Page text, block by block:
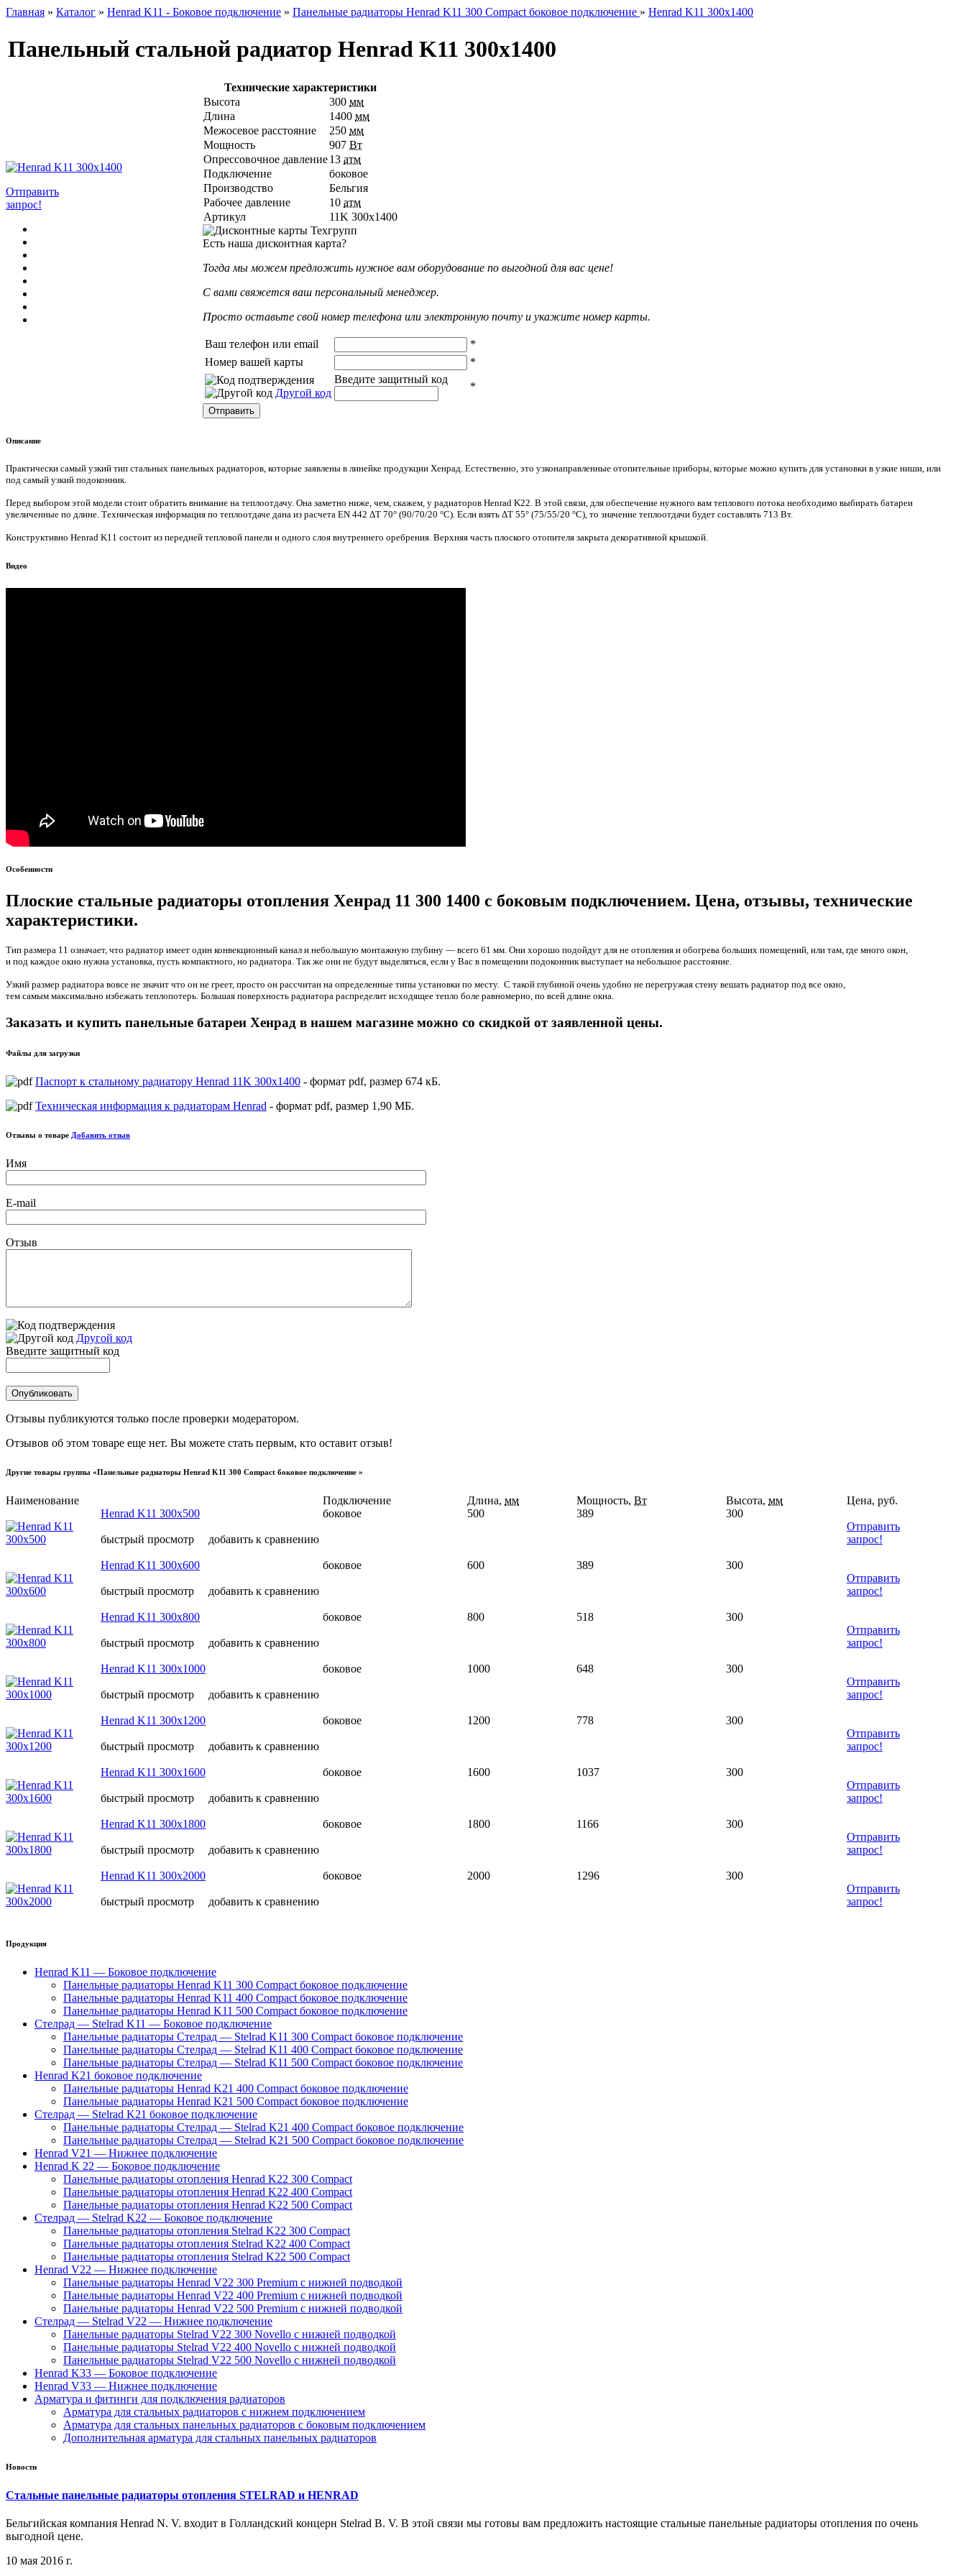
Главная » Каталог » Henrad K11 - Боковое подключение » Панельные радиаторы Henrad K11 300 Compact боковое подключение » Henrad K11 300х1400
Панельный стальной радиатор Henrad K11 300х1400
Отправить
запрос!
Технические характеристики
Высота
300 мм
Длина
1400 мм
Межосевое расстояние
250 мм
Мощность
907 Вт
Опрессовочное давление13 атм
Подключение
боковое
Производство
Бельгия
Рабочее давление
10 атм
Артикул
11K 300х1400
Есть наша дисконтная карта?
Тогда мы можем предложить нужное вам оборудование по выгодной для вас цене!
С вами свяжется ваш персональный менеджер.
Просто оставьте свой номер телефона или электронную почту и укажите номер карты.
Ваш телефон или email
*
Номер вашей карты
*
Другой код
Введите защитный код
*
Описание
Практически самый узкий тип стальных панельных радиаторов, которые заявлены в линейке продукции Хенрад. Естественно, это узконаправленные отопительные приборы, которые можно купить для установки в узкие ниши, или
под самый узкий подоконник.
Перед выбором этой модели стоит обратить внимание на теплоотдачу. Она заметно ниже, чем, скажем, у радиаторов Henrad K22. В этой связи, для обеспечение нужного вам теплового потока необходимо выбирать батареи
увеличенные по длине. Техническая информация по теплоотдаче дана из расчета EN 442 ΔT 70° (90/70/20 °C). Если взять ΔT 55° (75/55/20 °C), то значение теплоотдачи будет составлять 713 Вт.
Конструктивно Henrad K11 состоит из передней тепловой панели и одного слоя внутреннего оребрения. Верхняя часть плоского отопителя закрыта декоративной крышкой.
Видео
Особенности
Плоские стальные радиаторы отопления Хенрад 11 300 1400 с боковым подключением. Цена, отзывы, технические
характеристики.
Тип размера 11 означает, что радиатор имеет один конвекционный канал и небольшую монтажную глубину — всего 61 мм. Они хорошо подойдут для не отопления и обогрева больших помещений, или там, где много окон,
и под каждое окно нужна установка, пусть компактного, но радиатора. Так же они не будут выделяться, если у Вас в помещении подоконник выступает на небольшое расстояние.
Узкий размер радиатора вовсе не значит что он не греет, просто он рассчитан на определенные типы установки по месту. С такой глубиной очень удобно не перегружая стену вешать радиатор под все окно,
тем самым максимально избежать теплопотерь. Большая поверхность радиатора распределит исходящее тепло боле равномерно, по всей длине окна.
Заказать и купить панельные батареи Хенрад в нашем магазине можно со скидкой от заявленной цены.
Файлы для загрузки
Паспорт к стальному радиатору Henrad 11K 300х1400 - формат pdf, размер 674 кБ.
Техническая информация к радиаторам Henrad - формат pdf, размер 1,90 МБ.
Отзывы о товаре Добавить отзыв
Имя
E-mail
Отзыв
Другой код
Введите защитный код
Отзывы публикуются только после проверки модератором.
Отзывов об этом товаре еще нет. Вы можете стать первым, кто оставит отзыв!
Другие товары группы «Панельные радиаторы Henrad K11 300 Compact боковое подключение »
Наименование Подключение Длина, мм Мощность, Вт Высота, мм
Цена, руб.
Henrad K11 300х500
боковое 500 389
300
Отправить
запрос!
быстрый просмотр добавить к сравнению
Henrad K11 300х600 боковое 600 389
300
Отправить
запрос!
быстрый просмотр добавить к сравнению
Henrad K11 300х800 боковое 800 518
300
Отправить
запрос!
быстрый просмотр добавить к сравнению
Henrad K11 300х1000 боковое 1000 648
300
Отправить
запрос!
быстрый просмотр добавить к сравнению
Henrad K11 300х1200 боковое 1200 778
300
Отправить
запрос!
быстрый просмотр добавить к сравнению
Henrad K11 300х1600 боковое 1600 1037
300
Отправить
запрос!
быстрый просмотр добавить к сравнению
Henrad K11 300х1800 боковое 1800 1166
300
Отправить
запрос!
быстрый просмотр добавить к сравнению
Henrad K11 300х2000 боковое 2000 1296
300
Отправить
запрос!
быстрый просмотр добавить к сравнению
Продукция
Henrad K11 — Боковое подключение
Панельные радиаторы Henrad K11 300 Compact боковое подключение
Панельные радиаторы Henrad K11 400 Compact боковое подключение
Панельные радиаторы Henrad K11 500 Compact боковое подключение
Стелрад — Stelrad K11 — Боковое подключение
Панельные радиаторы Стелрад — Stelrad K11 300 Compact боковое подключение
Панельные радиаторы Стелрад — Stelrad K11 400 Compact боковое подключение
Панельные радиаторы Стелрад — Stelrad K11 500 Compact боковое подключение
Henrad K21 боковое подключение
Панельные радиаторы Henrad K21 400 Compact боковое подключение
Панельные радиаторы Henrad K21 500 Compact боковое подключение
Стелрад — Stelrad K21 боковое подключение
Панельные радиаторы Стелрад — Stelrad K21 400 Compact боковое подключение
Панельные радиаторы Стелрад — Stelrad K21 500 Compact боковое подключение
Henrad V21 — Нижнее подключение
Henrad K 22 — Боковое подключение
Панельные радиаторы отопления Henrad K22 300 Compact
Панельные радиаторы отопления Henrad K22 400 Compact
Панельные радиаторы отопления Henrad K22 500 Compact
Стелрад — Stelrad K22 — Боковое подключение
Панельные радиаторы отопления Stelrad K22 300 Compact
Панельные радиаторы отопления Stelrad K22 400 Compact
Панельные радиаторы отопления Stelrad K22 500 Compact
Henrad V22 — Нижнее подключение
Панельные радиаторы Henrad V22 300 Premium с нижней подводкой
Панельные радиаторы Henrad V22 400 Premium с нижней подводкой
Панельные радиаторы Henrad V22 500 Premium с нижней подводкой
Стелрад — Stelrad V22 — Нижнее подключение
Панельные радиаторы Stelrad V22 300 Novello с нижней подводкой
Панельные радиаторы Stelrad V22 400 Novello с нижней подводкой
Панельные радиаторы Stelrad V22 500 Novello с нижней подводкой
Henrad K33 — Боковое подключение
Henrad V33 — Нижнее подключение
Арматура и фитинги для подключения радиаторов
Арматура для стальных радиаторов с нижнем подключением
Арматура для стальных панельных радиаторов с боковым подключением
Дополнительная арматура для стальных панельных радиаторов
Новости
Стальные панельные радиаторы отопления STELRAD и HENRAD
Бельгийская компания Henrad N. V. входит в Голландский концерн Stelrad B. V. В этой связи мы готовы вам предложить настоящие стальные панельные радиаторы отопления по очень
выгодной цене.
10 мая 2016 г.